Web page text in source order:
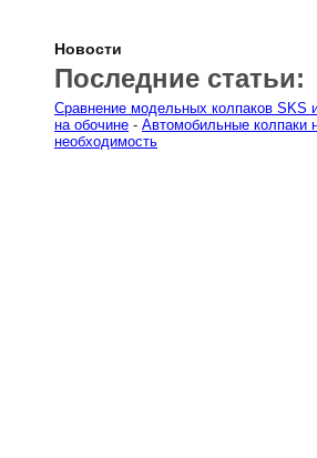
Новости
Последние статьи:
Сравнение модельных колпаков SKS
на обочине - Автомобильные колпаки
необходимость